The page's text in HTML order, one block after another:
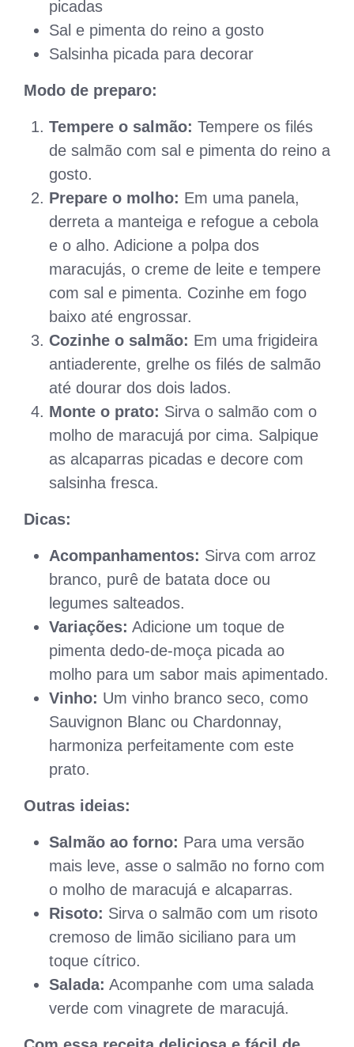
picadas
Sal e pimenta do reino a gosto
Salsinha picada para decorar
Modo de preparo:
Tempere o salmão: Tempere os filés
de salmão com sal e pimenta do reino a
gosto.
Prepare o molho: Em uma panela,
derreta a manteiga e refogue a cebola
e o alho. Adicione a polpa dos
maracujás, o creme de leite e tempere
com sal e pimenta. Cozinhe em fogo
baixo até engrossar.
Cozinhe o salmão: Em uma frigideira
antiaderente, grelhe os filés de salmão
até dourar dos dois lados.
Monte o prato: Sirva o salmão com o
molho de maracujá por cima. Salpique
as alcaparras picadas e decore com
salsinha fresca.
Dicas:
Acompanhamentos: Sirva com arroz
branco, purê de batata doce ou
legumes salteados.
Variações: Adicione um toque de
pimenta dedo-de-moça picada ao
molho para um sabor mais apimentado.
Vinho: Um vinho branco seco, como
Sauvignon Blanc ou Chardonnay,
harmoniza perfeitamente com este
prato.
Outras ideias:
Salmão ao forno: Para uma versão
mais leve, asse o salmão no forno com
o molho de maracujá e alcaparras.
Risoto: Sirva o salmão com um risoto
cremoso de limão siciliano para um
toque cítrico.
Salada: Acompanhe com uma salada
verde com vinagrete de maracujá.